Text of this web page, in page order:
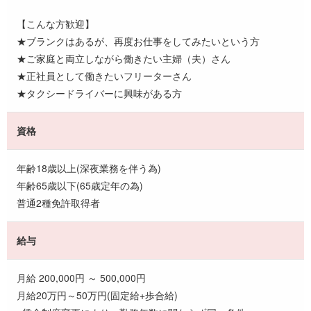
【こんな方歓迎】
★ブランクはあるが、再度お仕事をしてみたいという方
★ご家庭と両立しながら働きたい主婦（夫）さん
★正社員として働きたいフリーターさん
★タクシードライバーに興味がある方
資格
年齢18歳以上(深夜業務を伴う為)
年齢65歳以下(65歳定年の為)
普通2種免許取得者
給与
月給 200,000円 ～ 500,000円
月給20万円～50万円(固定給+歩合給)